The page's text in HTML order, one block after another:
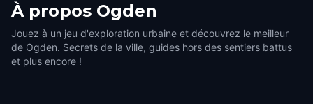
À propos Ogden
Jouez à un jeu d'exploration urbaine et découvrez le meilleur
de Ogden. Secrets de la ville, guides hors des sentiers battus
et plus encore !